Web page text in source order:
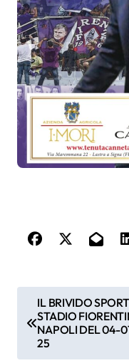
a
IL BRIVIDO
STADIO
NAPOLI DEL 04-
25